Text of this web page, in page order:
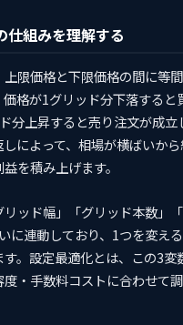
仕組みを理解する
限価格と下限価格の間に等
格が1グリッド分下落すると
分上昇すると売り注文が成立
によって、相場が横ばいか
を積み上げます。
ッド幅」「グリッド本数」
に連動しており、1つを変え
。設定最適化とは、この3変
・手数料コストに合わせて